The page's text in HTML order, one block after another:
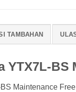
TAMBAHAN
YTX7L-BS
Maintenance